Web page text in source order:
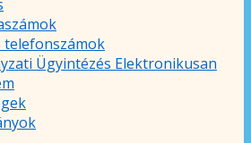
telefonszámok
Ügyintézés Elektronikusan